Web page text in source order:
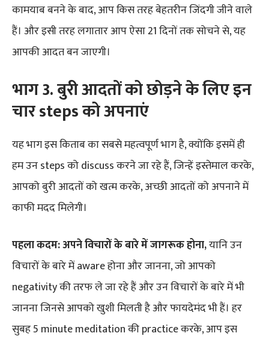
कामयाब बनने के बाद, आप किस तरह बेहतरीन जिंदगी जीने वाले
हैं। और इसी तरह लगातार आप ऐसा 21 दिनों तक सोचने से, यह
आपकी आदत बन जाएगी।
भाग3.बुरीआदतोंकोछोड़नेकेलिएइन
चारstepsकोअपनाएं
यह भागइस किताब का सबसे महत्वपूर्ण भागहै, क्योंकि इसमें ही
हम उन steps को discuss करने जा रहे हैं, जिन्हें इस्तेमाल करके,
आपको बुरी आदतों को खत्म करके, अच्छी आदतों को अपनाने में
काफी मदद मिलेगी।
पहला कदम:अपनेविचारोंकेबारेमेंजागरूकहोना,यानि उन
विचारों के बारे में aware होना और जानना, जो आपको
negativity की तरफ ले जा रहे हैं और उन विचारों के बारे में भी
जानना जिनसे आपको खुशी मिलती है और फायदेमंद भी हैं। हर
सुबह 5 minute meditation की practice करके, आप इस